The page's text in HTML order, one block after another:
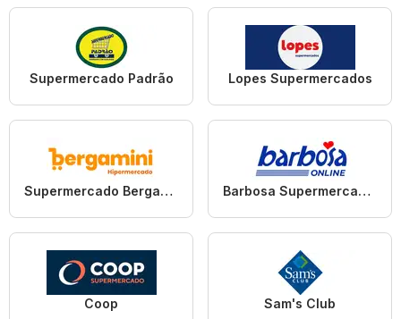
Supermercado Padrão Lopes Supermercados
Supermercado Bergamini Barbosa Supermercados
Coop Sam's Club